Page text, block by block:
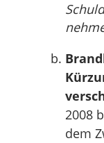
2008
dem